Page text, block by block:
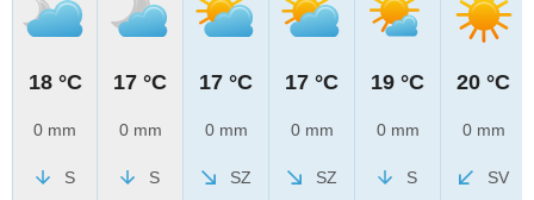
18 °C
0 mm
S
17 °C
0 mm
S
17 °C
0 mm
SZ
17 °C
0 mm
SZ
19 °C
0 mm
S
20 °C
0 mm
SV